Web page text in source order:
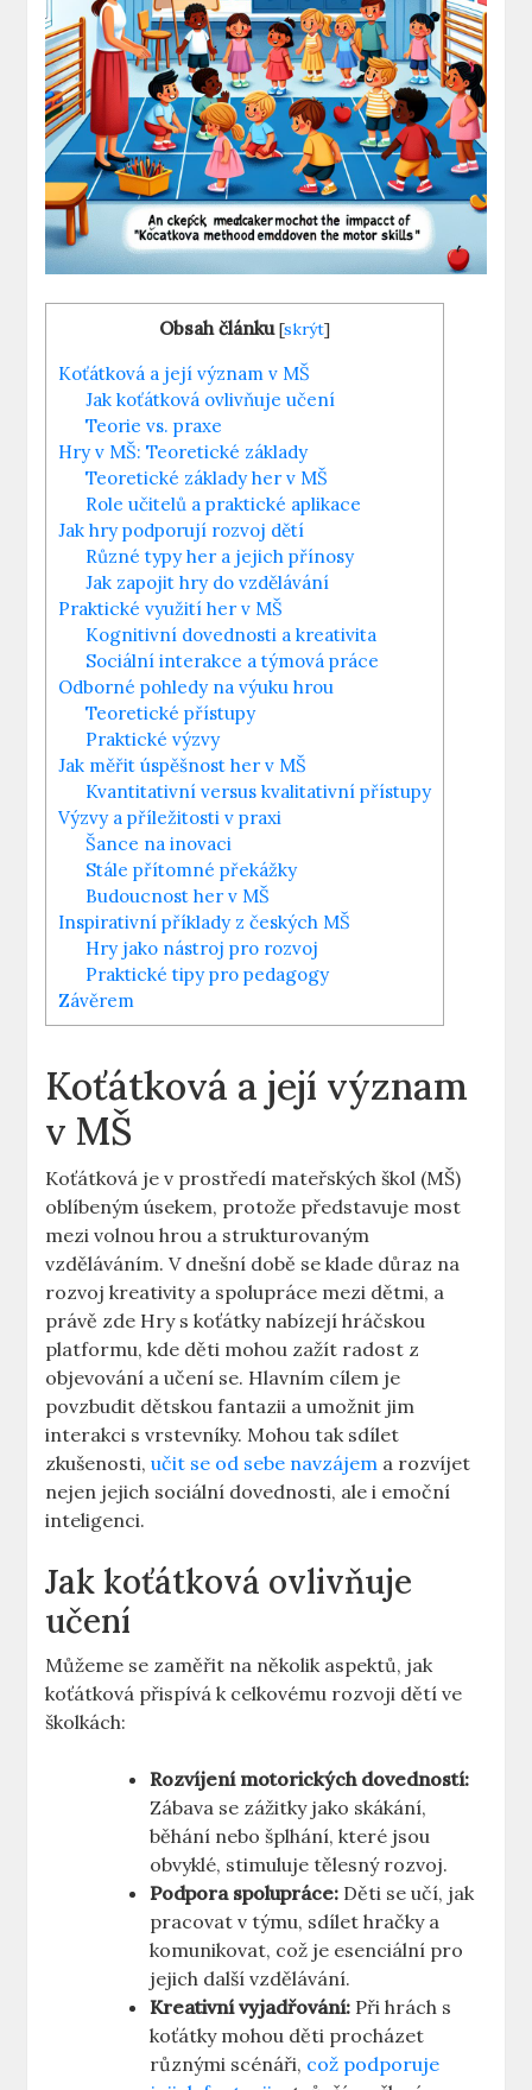
Obsah článku [skrýt]
Koťátková a její význam v MŠ
Jak koťátková ovlivňuje učení
Teorie vs. praxe
Hry v MŠ: Teoretické základy
Teoretické základy her v MŠ
Role učitelů a praktické aplikace
Jak hry podporují rozvoj dětí
Různé typy her a jejich přínosy
Jak zapojit hry do vzdělávání
Praktické využití her v MŠ
Kognitivní dovednosti a kreativita
Sociální interakce a týmová práce
Odborné pohledy na výuku hrou
Teoretické přístupy
Praktické výzvy
Jak měřit úspěšnost her v MŠ
Kvantitativní versus kvalitativní přístupy
Výzvy a příležitosti v praxi
Šance na inovaci
Stále přítomné překážky
Budoucnost her v MŠ
Inspirativní příklady z českých MŠ
Hry jako nástroj pro rozvoj
Praktické tipy pro pedagogy
Závěrem
Koťátková a její význam
v MŠ
Koťátková je v prostředí mateřských škol (MŠ)
oblíbeným úsekem, protože představuje most
mezi volnou hrou a strukturovaným
vzděláváním. V dnešní době se klade důraz na
rozvoj kreativity a spolupráce mezi dětmi, a
právě zde Hry s koťátky nabízejí hráčskou
platformu, kde děti mohou zažít radost z
objevování a učení se. Hlavním cílem je
povzbudit dětskou fantazii a umožnit jim
interakci s vrstevníky. Mohou tak sdílet
zkušenosti,učit se od sebe navzájem a rozvíjet
nejen jejich sociální dovednosti, ale i emoční
inteligenci.
Jak koťátková ovlivňuje
učení
Můžeme se zaměřit na několik aspektů, jak
koťátková přispívá k celkovému rozvoji dětí ve
školkách:
Rozvíjení motorických dovedností:
Zábava se zážitky jako skákání,
běhání nebo šplhání, které jsou
obvyklé, stimuluje tělesný rozvoj.
Podpora spolupráce: Děti se učí, jak
pracovat v týmu, sdílet hračky a
komunikovat, což je esenciální pro
jejich další vzdělávání.
Kreativní vyjadřování: Při hrách s
koťátky mohou děti procházet
různými scénáři, což podporuje